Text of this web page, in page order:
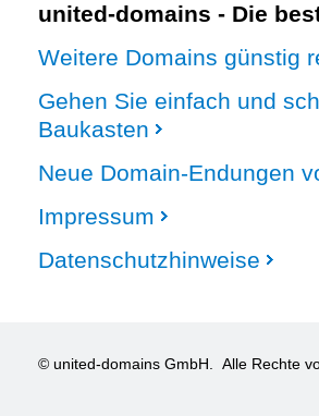
united-domains - Die
Weitere Domains günstig
Gehen Sie einfach und
Baukasten
Neue Domain-Endungen
Impressum
Datenschutzhinweise
© united-domains GmbH. Alle Rechte